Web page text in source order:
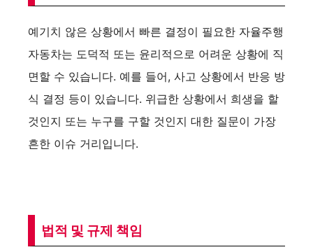
예기치 않은 상황에서 빠른 결정이 필요한 자율주행
자동차는 도덕적 또는 윤리적으로 어려운 상황에 직
면할 수 있습니다. 예를 들어, 사고 상황에서 반응 방
식 결정 등이 있습니다. 위급한 상황에서 희생을 할
것인지 또는 누구를 구할 것인지 대한 질문이 가장
흔한 이슈 거리입니다.
법적 및 규제 책임